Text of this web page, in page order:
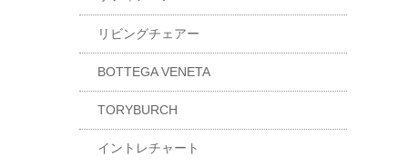
リビングチェアー
BOTTEGA VENETA
TORYBURCH
イントレチャート